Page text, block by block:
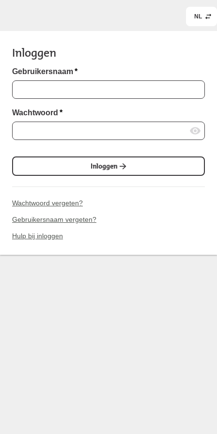
NL
Inloggen
Gebruikersnaam*
Wachtwoord *
Inloggen
Wachtwoord vergeten?
Gebruikersnaam vergeten?
Hulp bij inloggen